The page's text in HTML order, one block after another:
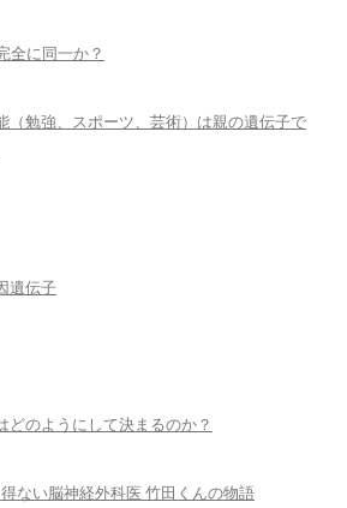
全に同一か？
（勉強、スポーツ、芸術）は親の遺伝子で
遺伝子
どのようにして決まるのか？
ない脳神経外科医 竹田くんの物語